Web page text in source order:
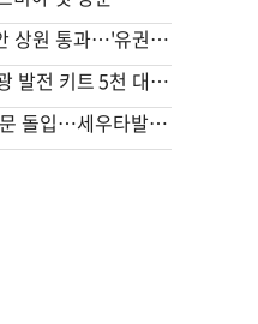
美 '셧다운 방지' 임시예산안 상원 통과…'유권자 ID법'은 좌절
중국, '전력난' 쿠바에 태양광 발전 키트 5천 대 기증
스페인도 이탈리아 국경 검문 돌입…세우타발 갈등 고조